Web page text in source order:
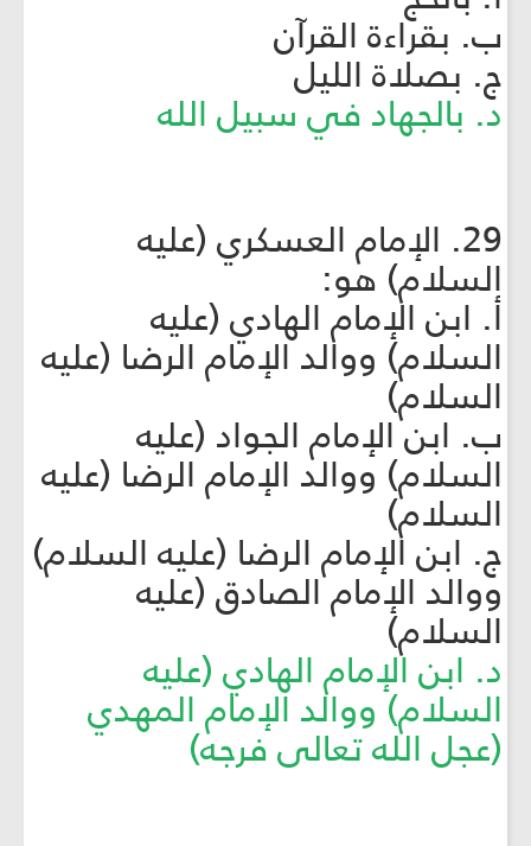
ب. بقراءة القرآن
ج. بصلاة الليل
د. بالجهاد في سبيل الله
29. الإمام العسكري (عليه
السلام) هو:
أ. ابن الإمام الهادي (عليه
السلام) ووالد الإمام الرضا (عليه
السلام)
ب. ابن الإمام الجواد (عليه
السلام) ووالد الإمام الرضا (عليه
السلام)
ج. ابن الإمام الرضا (عليه السلام)
ووالد الإمام الصادق (عليه
السلام)
د. ابن الإمام الهادي (عليه
السلام) ووالد الإمام المهدي
(عجل الله تعالى فرجه)